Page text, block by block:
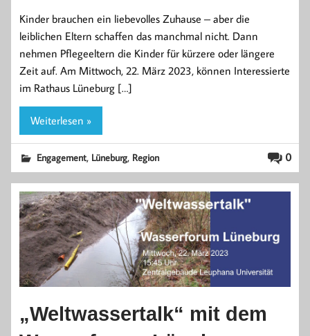
Kinder brauchen ein liebevolles Zuhause – aber die
leiblichen Eltern schaffen das manchmal nicht. Dann
nehmen Pflegeeltern die Kinder für kürzere oder längere
Zeit auf. Am Mittwoch, 22. März 2023, können Interessierte
im Rathaus Lüneburg […]
Weiterlesen »
0
Engagement, Lüneburg, Region
„Weltwassertalk“ mit dem